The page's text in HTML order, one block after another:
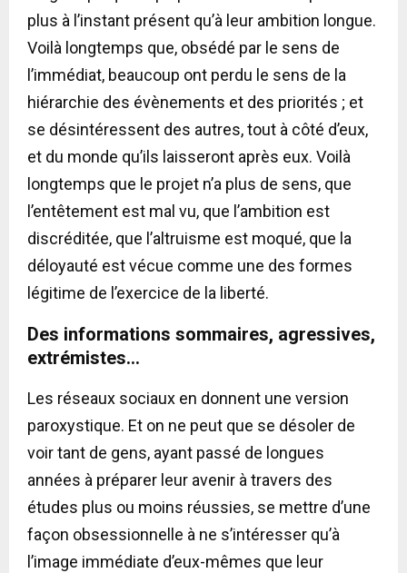
plus à l’instant présent qu’à leur ambition longue.
Voilà longtemps que, obsédé par le sens de
l’immédiat, beaucoup ont perdu le sens de la
hiérarchie des évènements et des priorités ; et
se désintéressent des autres, tout à côté d’eux,
et du monde qu’ils laisseront après eux. Voilà
longtemps que le projet n’a plus de sens, que
l’entêtement est mal vu, que l’ambition est
discréditée, que l’altruisme est moqué, que la
déloyauté est vécue comme une des formes
légitime de l’exercice de la liberté.
Des informations sommaires, agressives,
extrémistes…
Les réseaux sociaux en donnent une version
paroxystique. Et on ne peut que se désoler de
voir tant de gens, ayant passé de longues
années à préparer leur avenir à travers des
études plus ou moins réussies, se mettre d’une
façon obsessionnelle à ne s’intéresser qu’à
l’image immédiate d’eux-mêmes que leur